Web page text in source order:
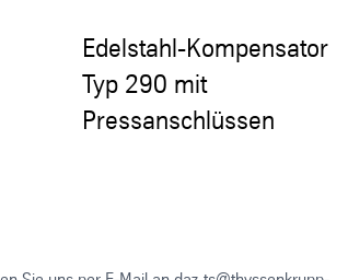
Edelstahl-Kompensator
Typ 290 mit
Pressanschlüssen